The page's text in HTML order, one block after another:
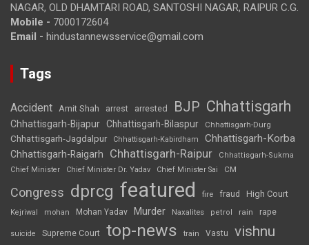
NAGAR, OLD DHAMTARI ROAD, SANTOSHI NAGAR, RAIPUR C.G.
Mobile - 7000172604
Email - hindustannewsservice@gmail.com
Tags
Accident Amit Shah arrest arrested BJP Chhattisgarh
Chhattisgarh-Bijapur Chhattisgarh-Bilaspur Chhattisgarh-Durg
Chhattisgarh-Jagdalpur Chhattisgarh-Kabirdham Chhattisgarh-Korba
Chhattisgarh-Raigarh Chhattisgarh-Raipur
Chhattisgarh-Sukma
Chief Minister
Chief Minister Dr. Yadav Chief Minister Sai CM
Congress dprcg featured fire fraud High Court
Kejriwal mohan Mohan Yadav Murder Naxalites petrol rain rape
suicide Supreme Court top-news train Vastu vishnu